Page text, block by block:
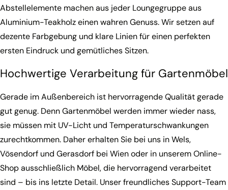
Abstellelemente machen aus jeder Loungegruppe aus
Aluminium-Teakholz einen wahren Genuss. Wir setzen auf
dezente Farbgebung und klare Linien für einen perfekten
ersten Eindruck und gemütliches Sitzen.
Hochwertige Verarbeitung für Gartenmöbel
Gerade im Außenbereich ist hervorragende Qualität gerade
gut genug. Denn Gartenmöbel werden immer wieder nass,
sie müssen mit UV-Licht und Temperaturschwankungen
zurechtkommen. Daher erhalten Sie bei uns in Wels,
Vösendorf und Gerasdorf bei Wien oder in unserem Online-
Shop ausschließlich Möbel, die hervorragend verarbeitet
sind – bis ins letzte Detail. Unser freundliches Support-Team